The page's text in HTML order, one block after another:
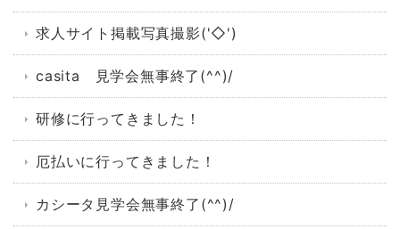
求人サイト掲載写真撮影('◇')ゞ
casita 見学会無事終了(^^)/
研修に行ってきました！
厄払いに行ってきました！
カシータ見学会無事終了(^^)/